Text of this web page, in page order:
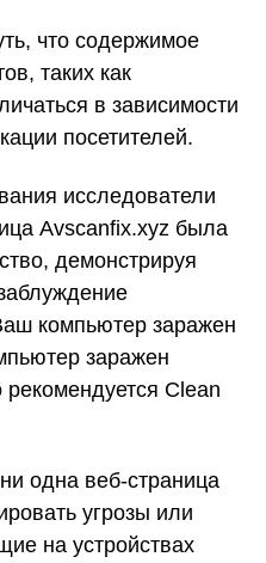
что содержимое
таких как
в зависимости
посетителей.
исследователи
Avscanfix.xyz была
демонстрируя
компьютер заражен
заражен
Clean
одна веб-страница
угрозы или
на устройствах